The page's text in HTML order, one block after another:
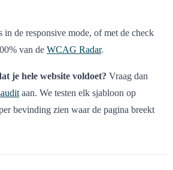
in de responsive mode, of met de check
van de WCAG Radar.
je hele website voldoet? Vraag dan
aan. We testen elk sjabloon op
bevinding zien waar de pagina breekt